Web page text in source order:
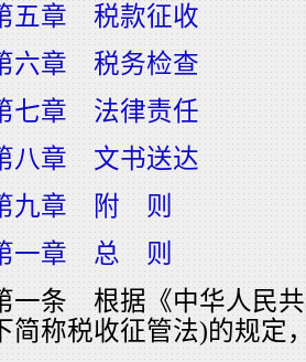
五章 税款征收
六章 税务检查
七章 法律责任
八章 文书送达
九章 附 则
一章 总 则
一条 根据《中华人民
简称税收征管法)的规定